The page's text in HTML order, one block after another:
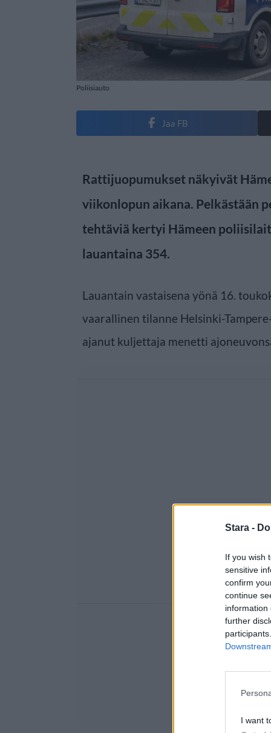
Stara -
If you wish
sensitive
confirm
continue
information
further
I want
Poliisiauto
Jaa FB
Rattijuopumukset näkyivät
viikonlopun aikana. Pelkästään
tehtäviä kertyi Hämeen
lauantaina 354.
Lauantain vastaisena yönä 16.
vaarallinen tilanne Helsinki-
ajanut kuljettaja menetti